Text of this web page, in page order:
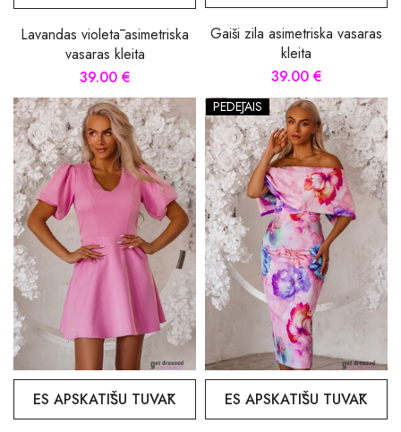
Lavandas violetā asimetriska
vasaras kleita
39.00 €
Gaiši zila asimetriska vasaras
kleita
39.00 €
ES APSKATĪŠU TUVĀK
PĒDĒJAIS
ES APSKATĪŠU TUVĀK